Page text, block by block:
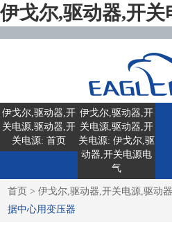
伊戈尔,驱动器,开关
伊戈尔,驱动器,开
关电源,驱动器,开
关电源: 首页
伊戈尔,驱动器,开
关电源,驱动器,开
关电源: 伊戈尔,驱
动器,开关电源电
气
首页 >伊戈尔,驱动器,开关电源,驱动
据中心用变压器